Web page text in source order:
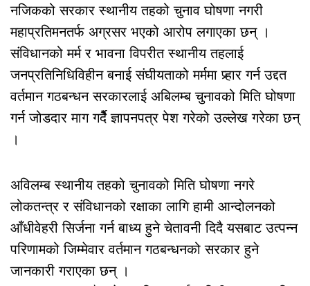
नजिकको सरकार स्थानीय तहको चुनाव घोषणा नगरी
महाप्रतिमनतर्फ अग्रसर भएको आरोप लगाएका छन् ।
संविधानको मर्म र भावना विपरीत स्थानीय तहलाई
जनप्रतिनिधिविहीन बनाई संघीयताको मर्ममा प्र्हार गर्न उद्दत
वर्तमान गठबन्धन सरकारलाई अबिलम्ब चुनावको मिति घोषणा
गर्न जोडदार माग गर्दैे ज्ञापनपत्र पेश गरेको उल्लेख गरेका छन्
।
अविलम्ब स्थानीय तहको चुनावको मिति घोषणा नगरे
लोकतन्त्र र संविधानको रक्षाका लागि हामी आन्दोलनको
आँधीवेहरी सिर्जना गर्न बाध्य हुने चेतावनी दिदै यसबाट उत्पन्न
परिणामको जिम्मेवार वर्तमान गठबन्धनको सरकार हुने
जानकारी गराएका छन् ।